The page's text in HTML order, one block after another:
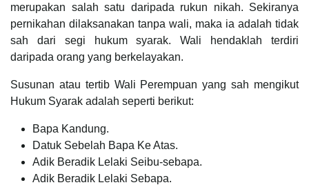
merupakan salah satu daripada rukun nikah. Sekiranya
pernikahan dilaksanakan tanpa wali, maka ia adalah tidak
sah dari segi hukum syarak. Wali hendaklah terdiri
daripada orang yang berkelayakan.
Susunan atau tertib Wali Perempuan yang sah mengikut
Hukum Syarak adalah seperti berikut:
Bapa Kandung.
Datuk Sebelah Bapa Ke Atas.
Adik Beradik Lelaki Seibu-sebapa.
Adik Beradik Lelaki Sebapa.